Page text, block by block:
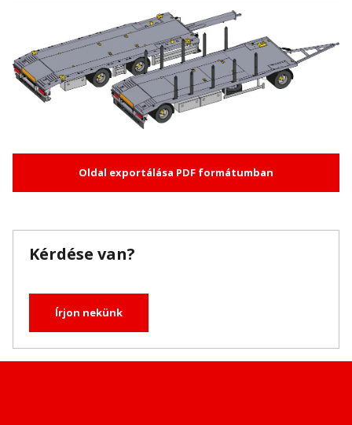
Oldal exportálása PDF formátumban
Kérdése van?
Írjon nekünk